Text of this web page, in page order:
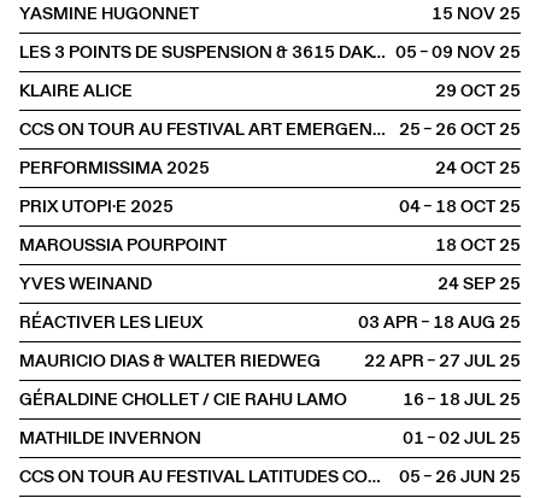
YASMINE HUGONNET
15 NOV2025
LES 3 POINTS DE SUSPENSION & 3615 DAKOTA 05 – 09 NOV2025
KLAIRE ALICE
29 OCT2025
CCS ON TOUR AU FESTIVAL ART EMERGENCE
25 – 26 OCT2025
PERFORMISSIMA 2025
24 OCT2025
PRIX UTOPI·E 2025
04 – 18 OCT2025
MAROUSSIA POURPOINT
18 OCT2025
YVES WEINAND
24 SEP2025
RÉACTIVER LES LIEUX
03 APR – 18 AUG2025
MAURICIO DIAS & WALTER RIEDWEG
22 APR – 27 JUL2025
GÉRALDINE CHOLLET / CIE RAHU LAMO
16 – 18 JUL2025
MATHILDE INVERNON
01 – 02 JUL2025
CCS ON TOUR AU FESTIVAL LATITUDES CONTEMPORAINES
05 – 26 JUN2025